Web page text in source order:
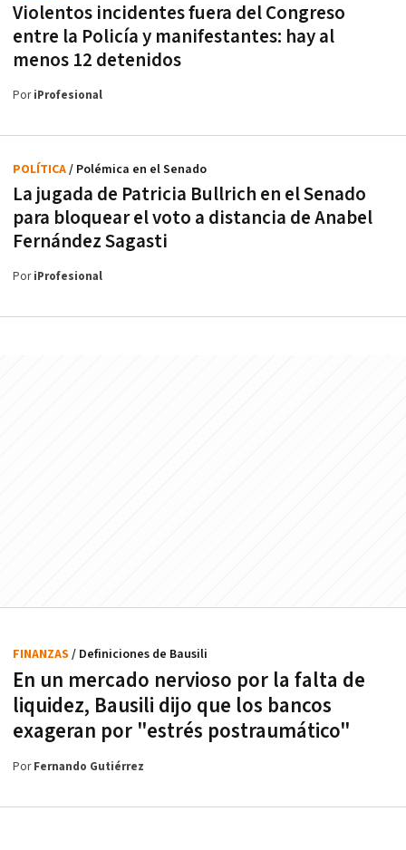
Violentos incidentes fuera del Congreso
entre la Policía y manifestantes: hay al
menos 12 detenidos
PoriProfesional
La jugada de Patricia Bullrich en el Senado
para bloquear el voto a distancia de Anabel
Fernández Sagasti
POLÍTICA/ Polémica en el Senado
PoriProfesional
En un mercado nervioso por la falta de
liquidez, Bausili dijo que los bancos
exageran por "estrés postraumático"
FINANZAS / Definiciones de Bausili
PorFernando Gutiérrez